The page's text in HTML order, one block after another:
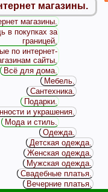
магазины.
магазины.
в покупках за
границей.
по интернет-
сайты.
Всё для дома.
Мебель.
Сантехника.
Подарки.
и украшения.
Мода и стиль.
Одежда.
Детская одежда.
Женская одежда.
Мужская одежда.
Свадебные платья.
Вечерние платья.